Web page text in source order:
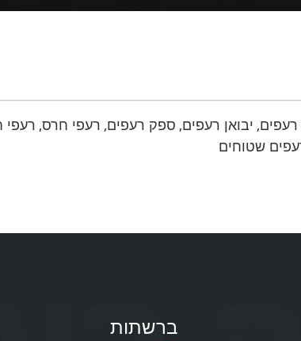
, יבואן רעפים, ספק רעפים, רעפי חרס, רעפי
שטוחים
ברשתות